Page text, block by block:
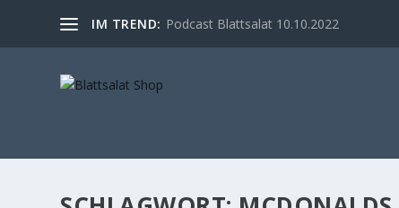
IM TREND: Podcast Blattsalat 10.10.2022